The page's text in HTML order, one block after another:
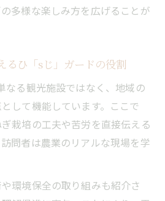
多様な楽しみ方を広げることが
るひ「sじ」ガードの役割
なる観光施設ではなく、地域の
して機能しています。ここで
栽培の工夫や苦労を直接伝える
問者は農業のリアルな現場を学
環境保全の取り組みも紹介さ